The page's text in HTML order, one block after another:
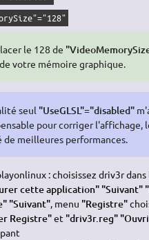
le 128 de
votre mémoire graphique.
seul "UseGLSL"="disabled"
pour corriger l'affichage,
de meilleures performances.
: choisissez driv3r
cette application" "Suivant"
"Suivant", menu "Registre"
Registre"et "driv3r.reg"